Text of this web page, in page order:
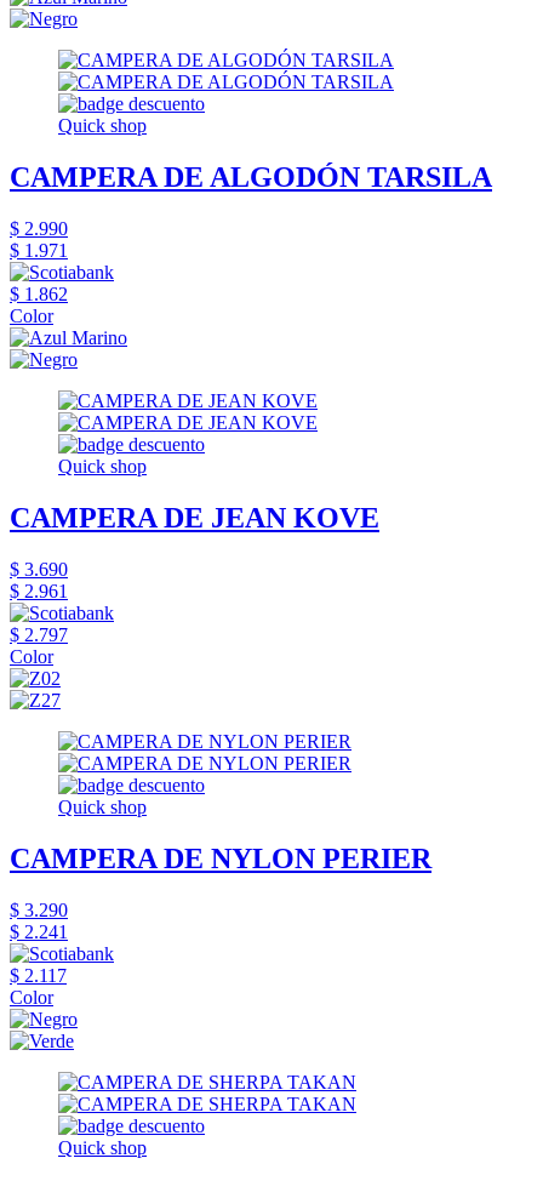
Quick shop
CAMPERA DE ALGODÓN TARSILA
$ 2.990
$ 1.971
$ 1.862
Color
Quick shop
CAMPERA DE JEAN KOVE
$ 3.690
$ 2.961
$ 2.797
Color
Quick shop
CAMPERA DE NYLON PERIER
$ 3.290
$ 2.241
$ 2.117
Color
Quick shop